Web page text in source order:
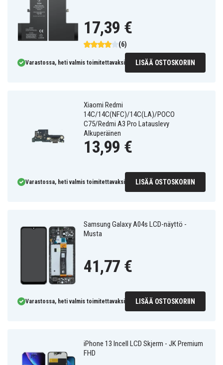
(6)
17,39 €
Varastossa, heti valmis toimitettavaksi LISÄÄ OSTOSKORIIN
Xiaomi Redmi
14C/14C(NFC)/14C(LA)/POCO
C75/Redmi A3 Pro Latauslevy
Alkuperäinen
13,99 €
Varastossa, heti valmis toimitettavaksi LISÄÄ OSTOSKORIIN
Samsung Galaxy A04s LCD-näyttö -
Musta
41,77 €
Varastossa, heti valmis toimitettavaksi LISÄÄ OSTOSKORIIN
iPhone 13 Incell LCD Skjerm - JK Premium
FHD